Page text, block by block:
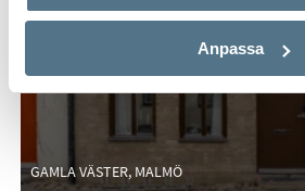
Anpassa
GAMLA VÄSTER, MALMÖ